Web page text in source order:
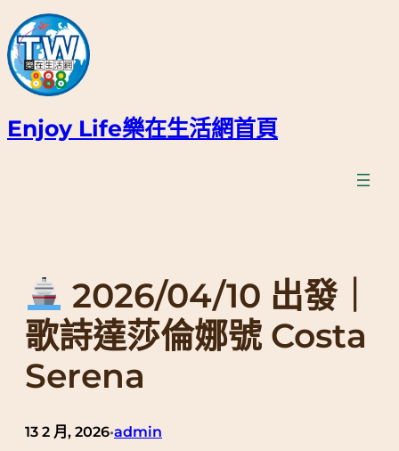
至
主
要
Enjoy Life樂在生活網首頁
2026/04/10 出發｜
歌詩達莎倫娜號 Costa
Serena
13 2 月, 2026•admin